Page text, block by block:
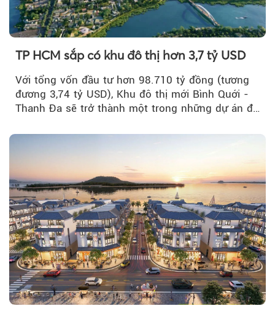
TP HCM sắp có khu đô thị hơn 3,7 tỷ USD
Với tổng vốn đầu tư hơn 98.710 tỷ đồng (tương
đương 3,74 tỷ USD), Khu đô thị mới Bình Quới -
Thanh Đa sẽ trở thành một trong những dự án đô